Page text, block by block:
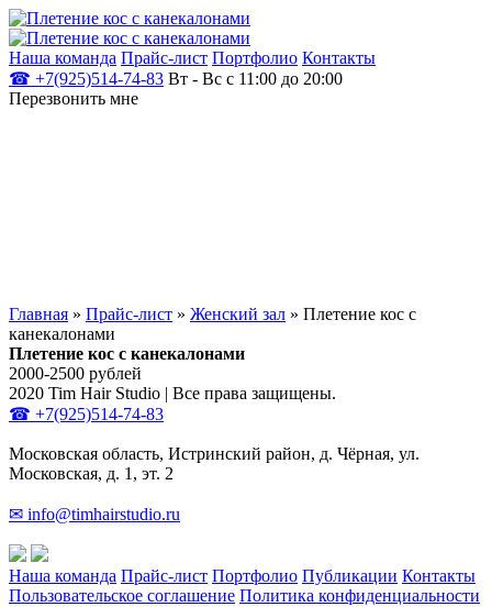
Наша команда Прайс-лист Портфолио Контакты
☎ +7(925)514-74-83 Вт - Вс c 11:00 до 20:00
Перезвонить мне
Главная » Прайс-лист » Женский зал » Плетение кос с
канекалонами
Плетение кос с канекалонами
2000-2500 рублей
2020 Tim Hair Studio | Все права защищены.
☎ +7(925)514-74-83
Московская область, Истринский район, д. Чёрная, ул.
Московская, д. 1, эт. 2
✉ info@timhairstudio.ru
Наша команда Прайс-лист Портфолио Публикации Контакты
Пользовательское соглашение Политика конфиденциальности